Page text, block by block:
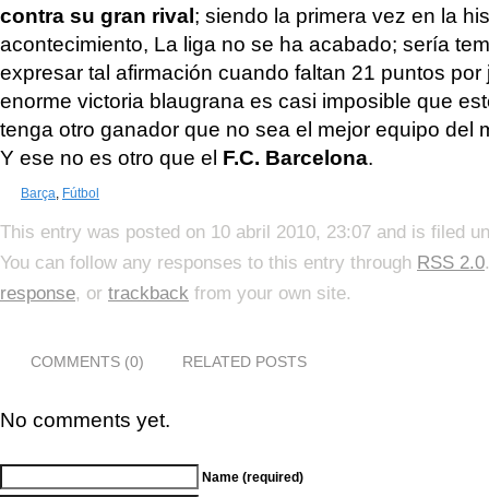
contra su gran rival; siendo la primera vez en la
acontecimiento, La liga no se ha acabado; sería
expresar tal afirmación cuando faltan 21 puntos
enorme victoria blaugrana es casi imposible que
tenga otro ganador que no sea el mejor equipo del
Y ese no es otro que el F.C. Barcelona.
Barça, Fútbol
This entry was posted on 10 abril 2010, 23:07 and is filed
You can follow any responses to this entry through RSS 2.0
response, or trackback from your own site.
COMMENTS (0) RELATED POSTS
No comments yet.
Name (required)